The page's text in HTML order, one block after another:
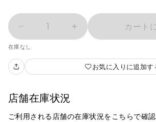
1 カート
在庫なし
お気に入りに追加す
店舗在庫状況
ご利用される店舗の在庫状況をこちらで確